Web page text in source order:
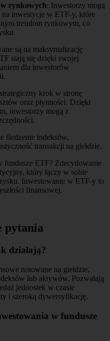
rynkowych: Inwestorzy mogą
na inwestycje w ETF-y, które
trendom rynkowym, co
są na maksymalizację
stają się dzięki swojej
dla inwestorów
krok w stronę
oraz płynności. Dzięki
inwestorzy mogą z
śledzenie indeksów,
transakcji na giełdzie.
fundusze ETF? Zdecydowanie
który łączy w sobie
Inwestowanie w ETF-y to
finansowej.
pytania
działają?
notowane na giełdzie,
lub aktywów. Pozwalają
jednostek w czasie
i szeroką dywersyfikację.
w fundusze